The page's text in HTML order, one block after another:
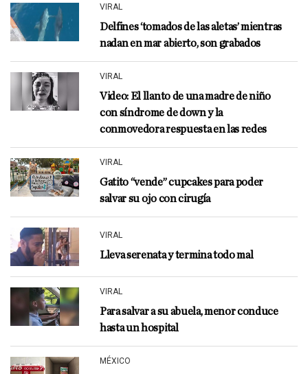
VIRAL
Delfines ‘tomados de las aletas’ mientras
nadan en mar abierto, son grabados
VIRAL
Video: El llanto de una madre de niño
con síndrome de down y la
conmovedora respuesta en las redes
VIRAL
Gatito “vende” cupcakes para poder
salvar su ojo con cirugía
VIRAL
Lleva serenata y termina todo mal
VIRAL
Para salvar a su abuela, menor conduce
hasta un hospital
MÉXICO